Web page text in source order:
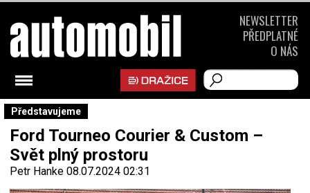
Představujeme
Ford Tourneo Courier & Custom –
Svět plný prostoru
Petr Hanke 08.07.2024 02:31
NEWSLETTER
PŘEDPLATNÉ
O NÁS